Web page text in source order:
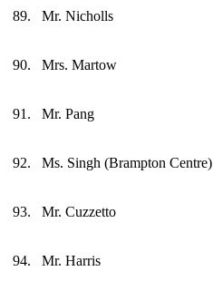
89. Mr. Nicholls
90. Mrs. Martow
91. Mr. Pang
92. Ms. Singh (Brampton Centre)
93. Mr. Cuzzetto
94. Mr. Harris